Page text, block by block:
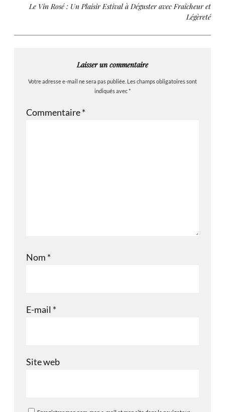
Le Vin Rosé : Un Plaisir Estival à Déguster avec Fraîcheur et
Légèreté
Laisser un commentaire
Votre adresse e-mail ne sera pas publiée. Les champs obligatoires sont
indiqués avec*
Commentaire*
Nom *
E-mail *
Site web